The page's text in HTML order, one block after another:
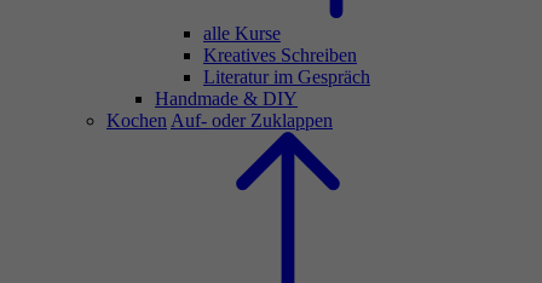
alle Kurse
Kreatives Schreiben
Literatur im Gespräch
Handmade & DIY
Kochen Auf- oder Zuklappen